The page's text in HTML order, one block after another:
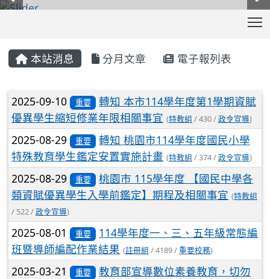
本站消息 分月文章 電子報列表
文章列表
2025-09-10 重要
轉知 本市114學年度第1學期資賦
優異學生縮短修業年限相關事宜 (特教組 / 430 /政令宣導)
2025-08-29 重要
轉知 桃園市114學年度國民小學
特殊教育學生鑑定安置實施計畫 (特教組 / 374 /政令宣導)
2025-08-29 重要
桃園市 115學年度 【國民中學各
類資賦優異學生入學前鑑定】期程及相關事宜 (特教組
/ 522 /政令宣導)
2025-08-01 重要
114學年度一、三、五年級常態編
班暨導師編配作業結果 (註冊組 / 4189 /重要校務)
2025-03-21 重要
教育部宣導數位素養教育，切勿